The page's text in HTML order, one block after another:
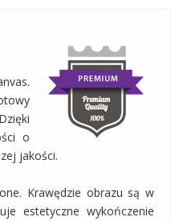
o
jakości.
Krawędzie obrazu są w
estetyczne wykończenie